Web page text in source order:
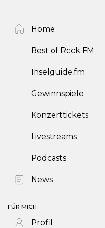
Home
Best of Rock FM
Inselguide.fm
Gewinnspiele
Konzerttickets
Livestreams
Podcasts
News
FÜR MICH
Profil